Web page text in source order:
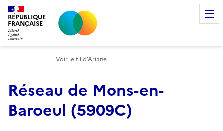
RÉPUBLIQUE
FRANÇAISE
Voir le fil d’Ariane
Réseau de Mons-en-
Baroeul (5909C)